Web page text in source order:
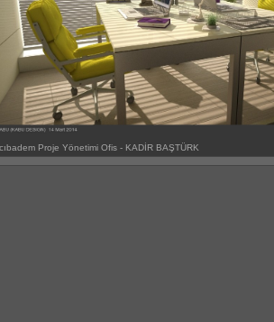
Proje Yönetimi Ofis - KADİR BAŞTÜRK